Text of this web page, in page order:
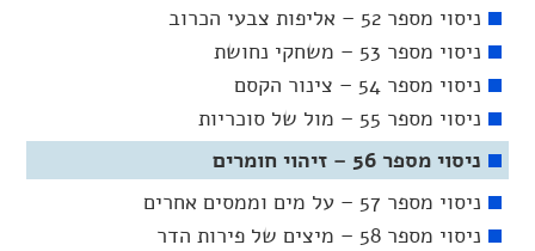
ניסוי מספר 52 – אליפות צבעי הכרוב
ניסוי מספר 53 – משחקי נחושת
ניסוי מספר 54 – צינור הקסם
ניסוי מספר 55 – מול של סוכריות
ניסוי מספר 56 – זיהוי חומרים
ניסוי מספר 57 – על מים וממסים אחרים
ניסוי מספר 58 – מיצים של פירות הדר